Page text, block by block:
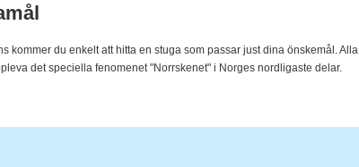
kommer du enkelt att hitta en stuga som passar just dina önskemål. Alla
det speciella fenomenet "Norrskenet" i Norges nordligaste delar.